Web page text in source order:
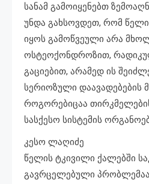
სანამ გამოიყენებთ
უნდა გახსოვდეთ, რომ
იყოს გამოწვეული არა
ოსტეოქონდროზით,
გაციებით, არამედ ის
სერიოზული დაავადებების
როგორებიცაა
სასქესო სისტემის
კესო ლაღიძე
წელის ტკივილი ქალებში
გავრცელებული